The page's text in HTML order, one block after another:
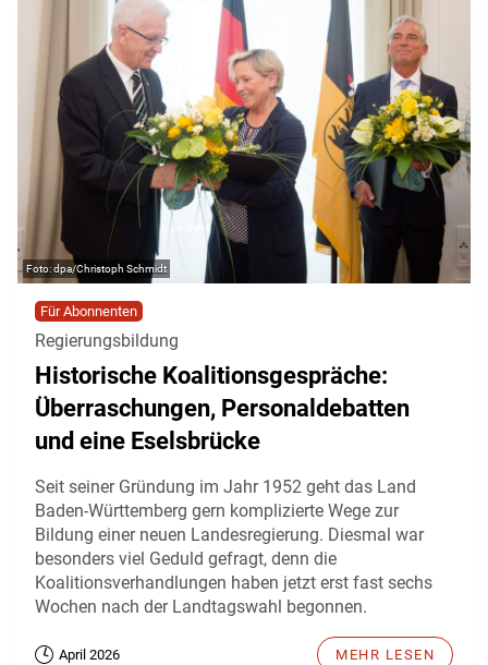
dpa/Christoph Schmidt
Für Abonnenten
Regierungsbildung
Historische Koalitionsgespräche:
Überraschungen, Personaldebatten
und eine Eselsbrücke
Seit seiner Gründung im Jahr 1952 geht das Land
Baden-Württemberg gern komplizierte Wege zur
Bildung einer neuen Landesregierung. Diesmal war
besonders viel Geduld gefragt, denn die
Koalitionsverhandlungen haben jetzt erst fast sechs
Wochen nach der Landtagswahl begonnen.
April 2026 MEHR LESEN